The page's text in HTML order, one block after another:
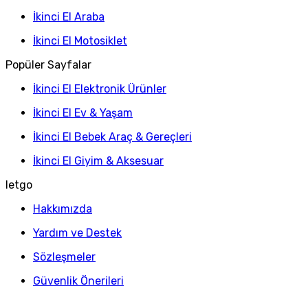
İkinci El Araba
İkinci El Motosiklet
Popüler Sayfalar
İkinci El Elektronik Ürünler
İkinci El Ev & Yaşam
İkinci El Bebek Araç & Gereçleri
İkinci El Giyim & Aksesuar
letgo
Hakkımızda
Yardım ve Destek
Sözleşmeler
Güvenlik Önerileri